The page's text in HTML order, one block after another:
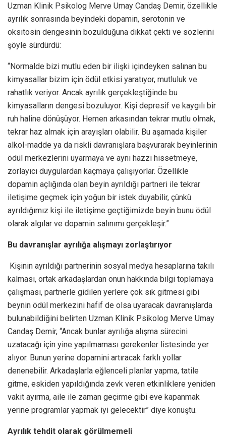
Uzman Klinik Psikolog Merve Umay Candaş Demir, özellikle
ayrılık sonrasında beyindeki dopamin, serotonin ve
oksitosin dengesinin bozulduğuna dikkat çekti ve sözlerini
şöyle sürdürdü:
“Normalde bizi mutlu eden bir ilişki içindeyken salınan bu
kimyasallar bizim için ödül etkisi yaratıyor, mutluluk ve
rahatlık veriyor. Ancak ayrılık gerçekleştiğinde bu
kimyasalların dengesi bozuluyor. Kişi depresif ve kaygılı bir
ruh haline dönüşüyor. Hemen arkasından tekrar mutlu olmak,
tekrar haz almak için arayışları olabilir. Bu aşamada kişiler
alkol-madde ya da riskli davranışlara başvurarak beyinlerinin
ödül merkezlerini uyarmaya ve aynı hazzı hissetmeye,
zorlayıcı duygulardan kaçmaya çalışıyorlar. Özellikle
dopamin açlığında olan beyin ayrıldığı partneri ile tekrar
iletişime geçmek için yoğun bir istek duyabilir, çünkü
ayrıldığımız kişi ile iletişime geçtiğimizde beyin bunu ödül
olarak algılar ve dopamin salınımı gerçekleşir.”
Bu davranışlar ayrılığa alışmayı zorlaştırıyor
Kişinin ayrıldığı partnerinin sosyal medya hesaplarına takılı
kalması, ortak arkadaşlardan onun hakkında bilgi toplamaya
çalışması, partnerle gidilen yerlere çok sık gitmesi gibi
beynin ödül merkezini hafif de olsa uyaracak davranışlarda
bulunabildiğini belirten Uzman Klinik Psikolog Merve Umay
Candaş Demir, “Ancak bunlar ayrılığa alışma sürecini
uzatacağı için yine yapılmaması gerekenler listesinde yer
alıyor. Bunun yerine dopamini artıracak farklı yollar
denenebilir. Arkadaşlarla eğlenceli planlar yapma, tatile
gitme, eskiden yapıldığında zevk veren etkinliklere yeniden
vakit ayırma, aile ile zaman geçirme gibi eve kapanmak
yerine programlar yapmak iyi gelecektir” diye konuştu.
Ayrılık tehdit olarak görülmemeli